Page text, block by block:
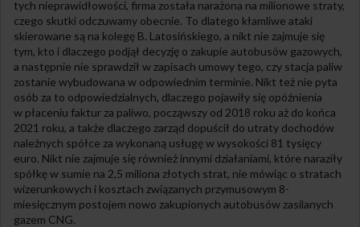
tych nieprawidłowości, firma została narażona na milionowe straty,
czego skutki odczuwamy obecnie. To dlatego kłamliwe ataki
skierowane są na kolegę B. Latosińskiego, a nikt nie zajmuje się
tym, kto i dlaczego podjął decyzję o zakupie autobusów gazowych,
a następnie nie sprawdził w zapisach umowy tego, czy stacja paliw
zostanie wybudowana w odpowiednim terminie. Nikt też nie pyta
osób za to odpowiedzialnych, dlaczego pojawiły się opóźnienia
w płaceniu faktur za paliwo, począwszy od 2018 roku aż do końca
2021 roku, a także dlaczego zarząd dopuścił do utraty dochodów
należnych spółce za wykonaną usługę w wysokości 81 tysięcy
euro. Nikt nie zajmuje się również innymi działaniami, które naraziły
spółkę w sumie na 2,5 miliona złotych strat, nie mówiąc o stratach
wizerunkowych i kosztach związanych przymusowym 8-
miesięcznym postojem nowo zakupionych autobusów zasilanych
gazem CNG.